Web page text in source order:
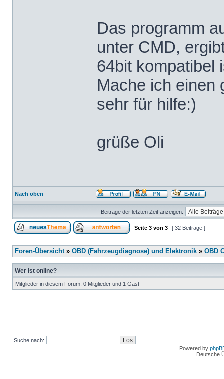
Das programm
unter CMD,
64bit kompatibel
Mache ich einen
sehr für hilfe:)
grüße Oli
Nach oben
Beiträge der letzten Zeit anzeigen:
Seite 3 von 3 [ 32 Beiträge ]
Foren-Übersicht» OBD (Fahrzeugdiagnose) und Elektronik » OBD
Wer ist online?
Mitglieder in diesem Forum: 0 Mitglieder und 1 Gast
Suche nach:
Powered by
Deutsche